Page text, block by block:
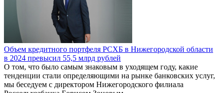
Объем кредитного портфеля РСХБ в Нижегородской области
в 2024 превысил 55,5 млрд рублей
О том, что было самым знаковым в уходящем году, какие
тенденции стали определяющими на рынке банковских услуг,
мы беседуем с директором Нижегородского филиала